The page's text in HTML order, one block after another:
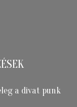
a divat punk